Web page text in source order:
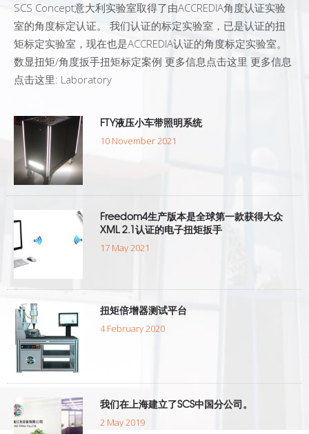
SCS Concept意大利实验室取得了由ACCREDIA角度认证实验
室的角度标定认证。 我们认证的标定实验室，已是认证的扭
矩标定实验室，现在也是ACCREDIA认证的角度标定实验室。
数显扭矩/角度扳手扭矩标定案例 更多信息点击这里 更多信息
点击这里: Laboratory
FTY液压小车带照明系统
10 November 2021
Freedom4生产版本是全球第一款获得大众
XML 2.1认证的电子扭矩扳手
17 May 2021
扭矩倍增器测试平台
4 February 2020
我们在上海建立了SCS中国分公司。
2 May 2019